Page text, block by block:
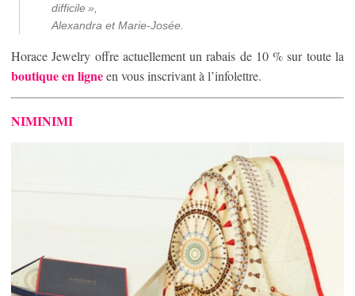
difficile »
Alexandra et Marie-Josée.
Horace Jewelry offre actuellement un rabais de 10 % sur toute la
boutique en ligneen vous inscrivant à l’infolettre.
NIMINIMI